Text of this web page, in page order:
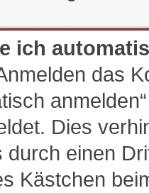
ich
das
Dies
durch einen
Kästchen